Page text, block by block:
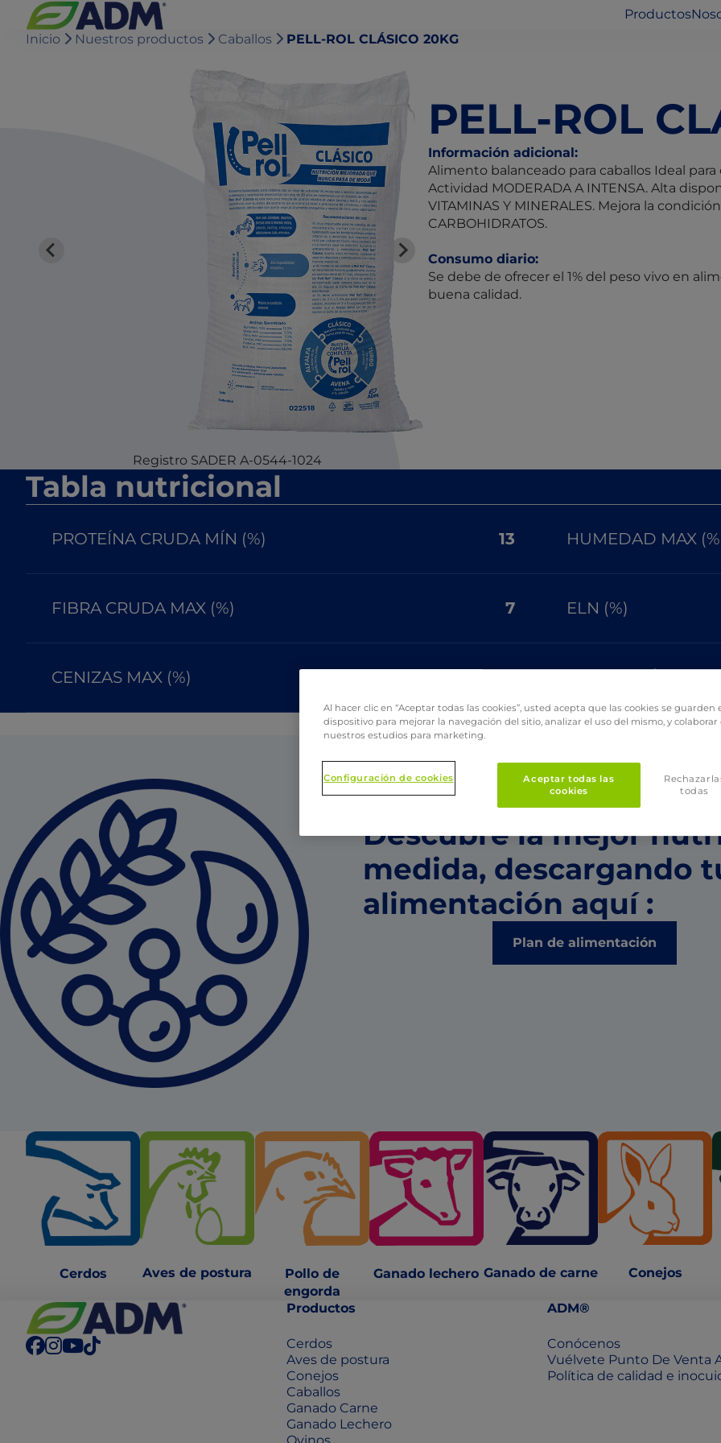
Productos
Inicio
Nuestros productos Caballos PELL-ROL CLÁSICO 20KG
Registro SADER A-0544-1024
PELL-ROL
Información adicional:
Alimento balanceado para caballos Ideal
Actividad MODERADA A INTENSA. Alta
VITAMINAS Y MINERALES. Mejora la
CARBOHIDRATOS.
Consumo diario:
Se debe de ofrecer el 1% del peso vivo en
buena calidad.
Tabla nutricional
PROTEÍNA CRUDA MÍN (%) 13
FIBRA CRUDA MAX (%) 7
CENIZAS MAX (%)
HUMEDAD MAX
ELN (%)
Descubre la mejor
medida, descargando
alimentación aquí :
Plan de alimentación
Cerdos Aves de postura
Pollo de
engorda
Ganado lechero Ganado de carne Conejos
Productos
Cerdos
Aves de postura
Conejos
Caballos
Ganado Carne
Ganado Lechero
ADM®
Conócenos
Vuélvete Punto De Venta
Política de calidad e
Al hacer clic en “Aceptar todas las cookies”, usted acepta que las cookies se guarden
dispositivo para mejorar la navegación del sitio, analizar el uso del mismo, y colaborar
nuestros estudios para marketing.
Configuración de cookies
todas
Aceptar todas las
cookies